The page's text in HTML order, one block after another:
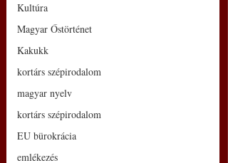
Kultúra
Magyar Őstörténet
Kakukk
kortárs szépirodalom
magyar nyelv
kortárs szépirodalom
EU bürokrácia
emlékezés